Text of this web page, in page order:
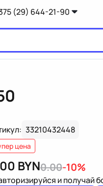
(29) 644-21-90
33210432448
цена
BYN0.00-10%
и получай